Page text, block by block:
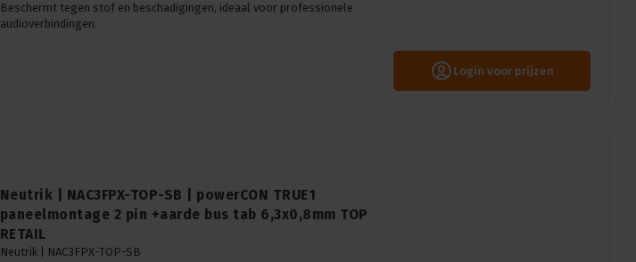
Beschermt tegen stof en beschadigingen, ideaal voor professionele
audioverbindingen.
Login voor prijzen
Neutrik | NAC3FPX-TOP-SB | powerCON TRUE1
paneelmontage 2 pin +aarde bus tab 6,3x0,8mm TOP
RETAIL
Neutrik | NAC3FPX-TOP-SB